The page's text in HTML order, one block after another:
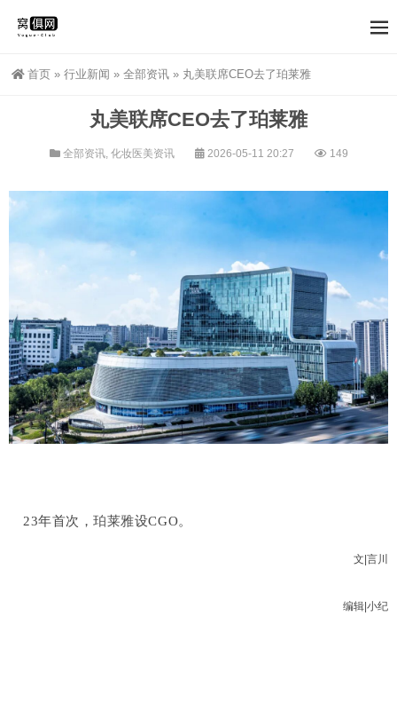
首页 » 行业新闻 » 全部资讯 » 丸美联席CEO去了珀莱雅
丸美联席CEO去了珀莱雅
全部资讯, 化妆医美资讯 2026-05-11 20:27 149
23年首次，珀莱雅设CGO。
文| 言川
编辑|小纪